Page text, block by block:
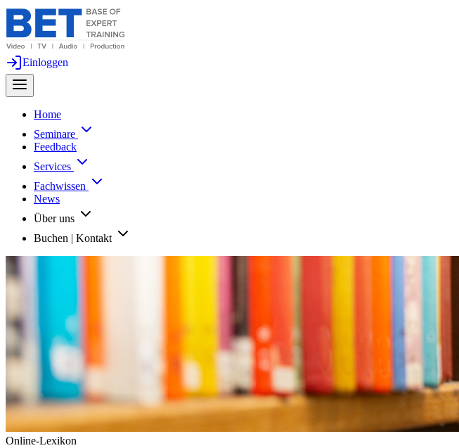
Einloggen
Home
Seminare
Feedback
Services
Fachwissen
News
Über uns
Buchen | Kontakt
Online-Lexikon